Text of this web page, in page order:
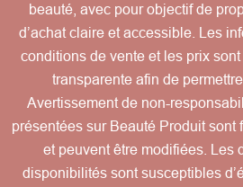
beauté, avec pour objectif de
d’achat claire et accessible. Les
conditions de vente et les prix
transparente afin de
Avertissement de non-
présentées sur Beauté Produit sont
et peuvent être modifiées. Les
disponibilités sont susceptibles